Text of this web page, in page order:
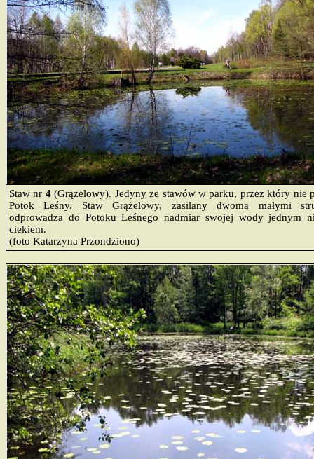
Staw nr 4(Grążelowy). Jedyny ze stawów w parku, przez który nie
Potok Leśny. Staw Grążelowy, zasilany dwoma małymi
odprowadza do Potoku Leśnego nadmiar swojej wody jednym
ciekiem.
(foto Katarzyna Przondziono)